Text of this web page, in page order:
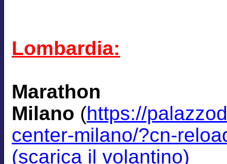
Lombardia:
Milano (https://
center-milano/?cn-
(scarica il volantino)